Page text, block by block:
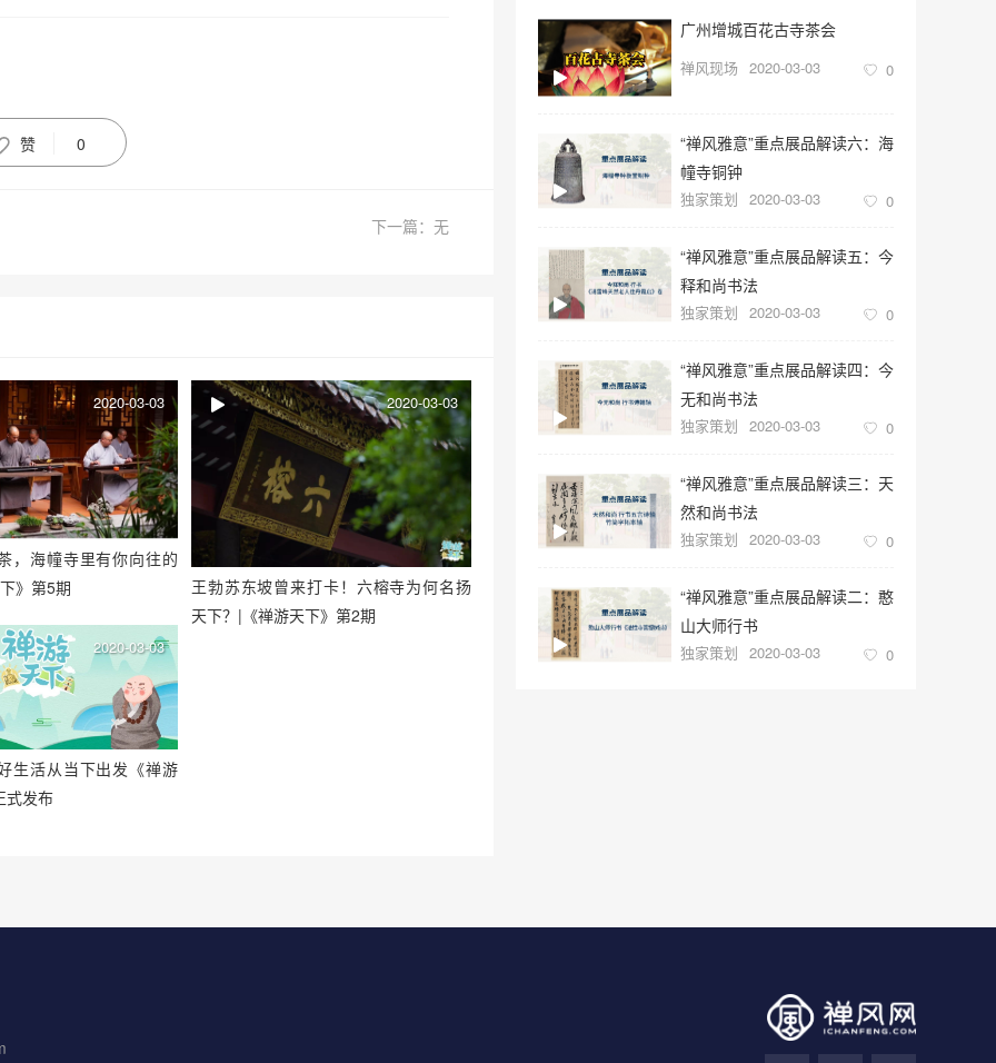
赞 0
下一篇：无
，海幢寺里有你向往的
》第5期
2020-03-03
王勃苏东坡曾来打卡！六榕寺为何名扬
天下？|《禅游天下》第2期
2020-03-03
生活从当下出发《禅游
式发布
2020-03-03
广州增城百花古寺茶会
禅风现场 2020-03-03 0
“禅风雅意”重点展品解读六：海
幢寺铜钟
独家策划 2020-03-03 0
“禅风雅意”重点展品解读五：今
释和尚书法
独家策划 2020-03-03 0
“禅风雅意”重点展品解读四：今
无和尚书法
独家策划 2020-03-03 0
“禅风雅意”重点展品解读三：天
然和尚书法
独家策划 2020-03-03 0
“禅风雅意”重点展品解读二：憨
山大师行书
独家策划 2020-03-03 0